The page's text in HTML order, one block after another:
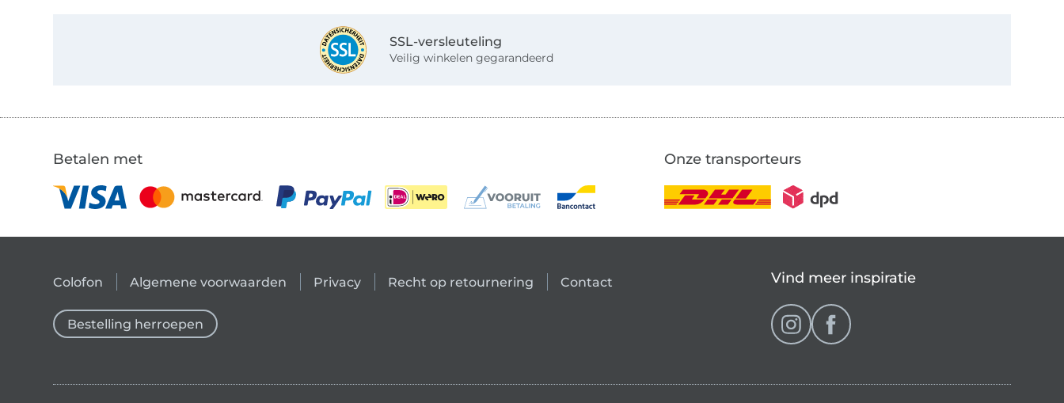
SSL-versleuteling
Veilig winkelen gegarandeerd
Betalen met Onze transporteurs
Colofon Algemene voorwaarden Privacy Recht op retournering Contact
Bestelling herroepen
Vind meer inspiratie